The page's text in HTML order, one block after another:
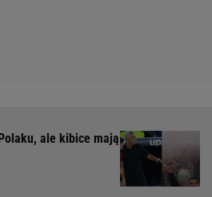
ale kibice mają